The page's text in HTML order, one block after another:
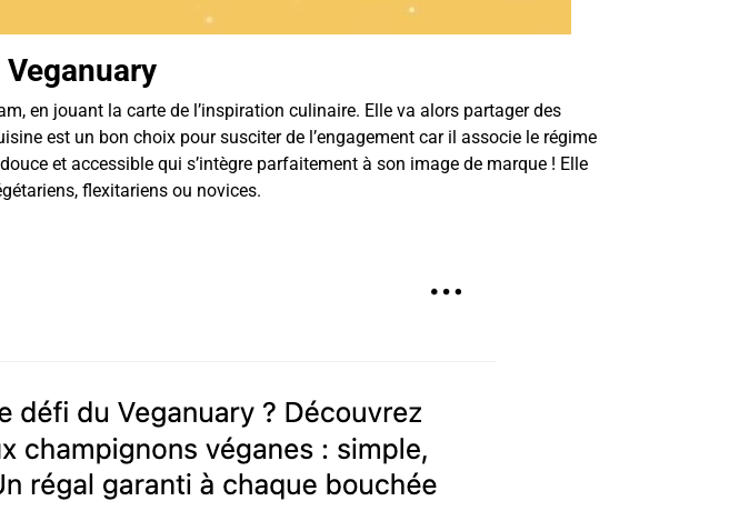
en jouant la carte de l’inspiration culinaire. Elle va alors partager des
est un bon choix pour susciter de l’engagement car il associe le régime
et accessible qui s’intègre parfaitement à son image de marque ! Elle
flexitariens ou novices.